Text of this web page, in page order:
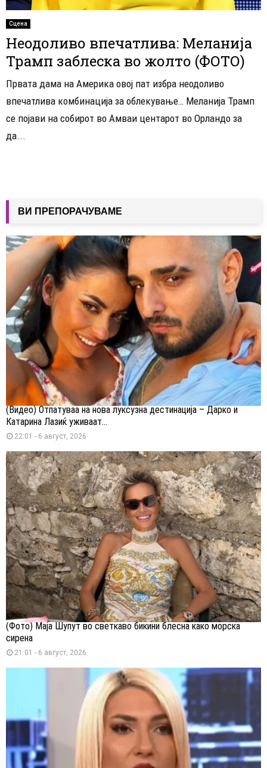
Сцена
Неодоливо впечатлива: Меланија
Трамп заблеска во жолто (ФОТО)
Првата дама на Америка овој пат избра неодоливо
впечатлива комбинација за облекување… Меланија Трамп
се појави на собирот во Амваи центарот во Орландо за
да...
ВИ ПРЕПОРАЧУВАМЕ
(Видео) Отпатуваа на нова луксузна дестинација – Дарко и
Катарина Лазиќ уживаат...
22:01 - 6 август, 2026
(Фото) Маја Шупут во светкаво бикини блесна како морска
сирена
21:01 - 6 август, 2026